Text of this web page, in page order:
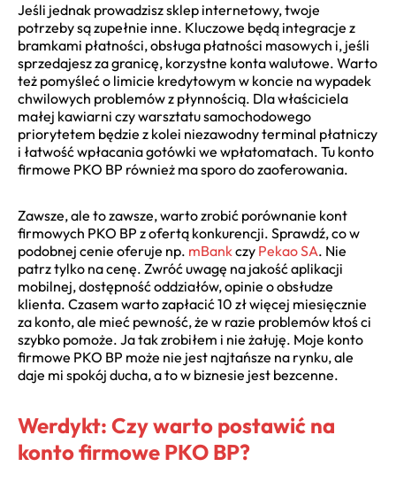
Jeśli jednak prowadzisz sklep internetowy, twoje
potrzeby są zupełnie inne. Kluczowe będą integracje z
bramkami płatności, obsługa płatności masowych i, jeśli
sprzedajesz za granicę, korzystne konta walutowe. Warto
też pomyśleć o limicie kredytowym w koncie na wypadek
chwilowych problemów z płynnością. Dla właściciela
małej kawiarni czy warsztatu samochodowego
priorytetem będzie z kolei niezawodny terminal płatniczy
i łatwość wpłacania gotówki we wpłatomatach. Tu konto
firmowe PKO BP również ma sporo do zaoferowania.
Zawsze, ale to zawsze, warto zrobić porównanie kont
firmowych PKO BP z ofertą konkurencji. Sprawdź, co w
podobnej cenie oferuje np. mBankczy Pekao SA. Nie
patrz tylko na cenę. Zwróć uwagę na jakość aplikacji
mobilnej, dostępność oddziałów, opinie o obsłudze
klienta. Czasem warto zapłacić 10 zł więcej miesięcznie
za konto, ale mieć pewność, że w razie problemów ktoś ci
szybko pomoże. Ja tak zrobiłem i nie żałuję. Moje konto
firmowe PKO BP może nie jest najtańsze na rynku, ale
daje mi spokój ducha, a to w biznesie jest bezcenne.
Werdykt: Czy warto postawić na
konto firmowe PKO BP?